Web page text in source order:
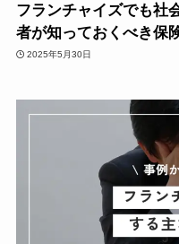
フランチャイズでも社
者が知っておくべき保
2025年5月30日